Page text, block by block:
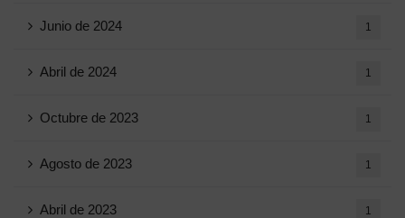
Junio ​​de 2024 1
Abril de 2024 1
Octubre de 2023 1
Agosto de 2023 1
Abril de 2023 1